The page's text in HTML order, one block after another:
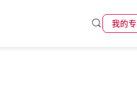
我的